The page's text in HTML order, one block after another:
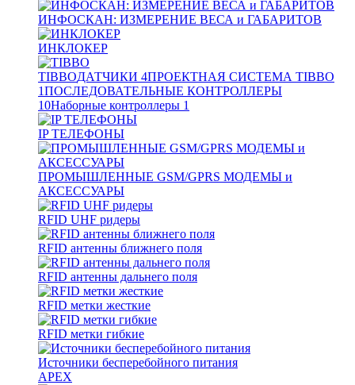
ИНФОСКАН: ИЗМЕРЕНИЕ ВЕСА и ГАБАРИТОВ
ИНКЛОКЕР
TIBBOДАТЧИКИ 4ПРОЕКТНАЯ СИСТЕМА TIBBO
1ПОСЛЕДОВАТЕЛЬНЫЕ КОНТРОЛЛЕРЫ
10Наборные контроллеры 1
IP ТЕЛЕФОНЫ
ПРОМЫШЛЕННЫЕ GSM/GPRS МОДЕМЫ и
АКСЕССУАРЫ
RFID UHF ридеры
RFID антенны ближнего поля
RFID антенны дальнего поля
RFID метки жесткие
RFID метки гибкие
Источники бесперебойного питания
APEX